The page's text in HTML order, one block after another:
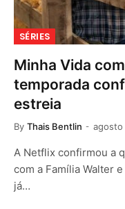
SÉRIES
Minha Vida
temporada
estreia
By Thais Bentlin
A Netflix confirmou a
com a Família Walter
já…